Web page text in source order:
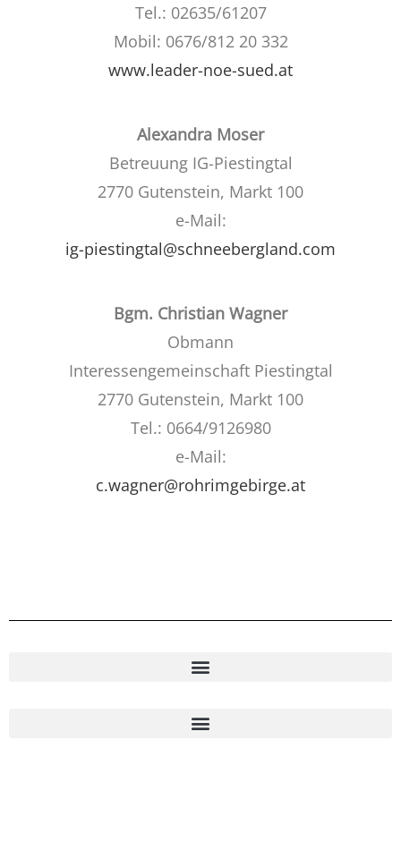
Tel.: 02635/61207
Mobil: 0676/812 20 332
www.leader-noe-sued.at
Alexandra Moser
Betreuung IG-Piestingtal
2770 Gutenstein, Markt 100
e-Mail:
ig-piestingtal@schneebergland.com
Bgm. Christian Wagner
Obmann
Interessengemeinschaft Piestingtal
2770 Gutenstein, Markt 100
Tel.: 0664/9126980
e-Mail:
c.wagner@rohrimgebirge.at